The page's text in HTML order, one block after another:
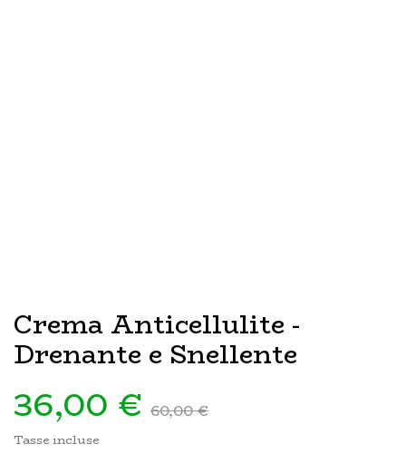
Crema Anticellulite -
Drenante e Snellente
36,00 € 60,00 €
Tasse incluse